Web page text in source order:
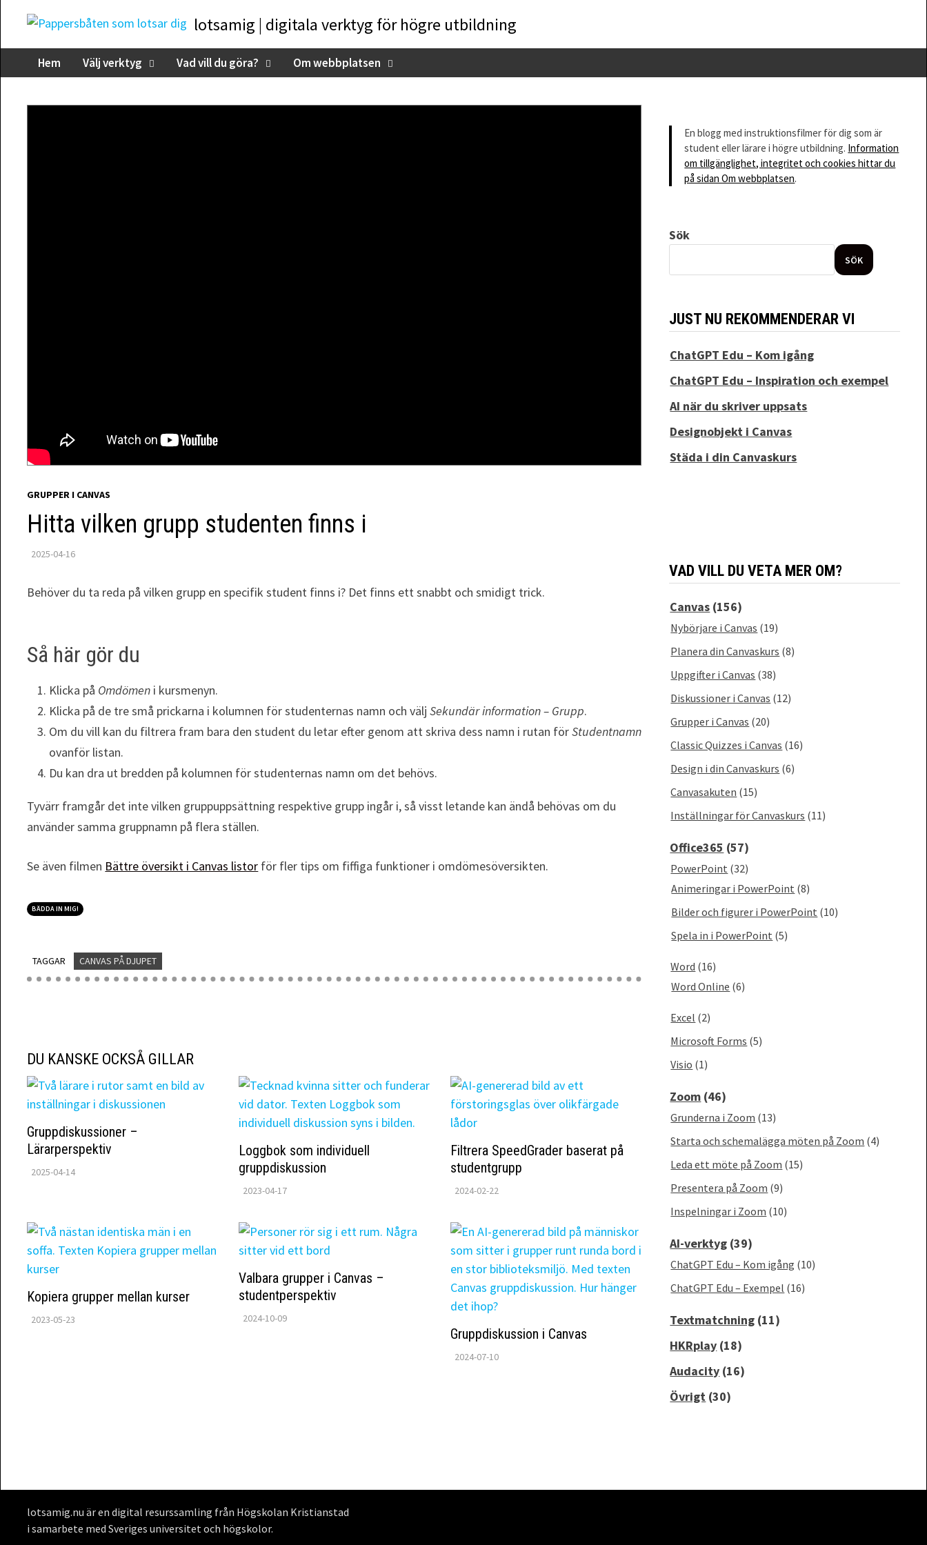
content
lotsamig | digitala verktyg för högre utbildning
Hem Välj verktyg Vad vill du göra? Om webbplatsen
GRUPPER I CANVAS
Hitta vilken grupp studenten finns i
2025-04-16
Behöver du ta reda på vilken grupp en specifik student finns i? Det finns ett snabbt och smidigt trick.
Så här gör du
Klicka på Omdömen i kursmenyn.
Klicka på de tre små prickarna i kolumnen för studenternas namn och väljSekundär information – Grupp.
Om du vill kan du filtrera fram bara den student du letar efter genom att skriva dess namn i rutan förStudentnamn
ovanför listan.
Du kan dra ut bredden på kolumnen för studenternas namn om det behövs.
Tyvärr framgår det inte vilken gruppuppsättning respektive grupp ingår i, så visst letande kan ändå behövas om du
använder samma gruppnamn på flera ställen.
Se även filmen Bättre översikt i Canvas listor för fler tips om fiffiga funktioner i omdömesöversikten.
BÄDDA IN MIG!
TAGGAR CANVAS PÅ DJUPET
DU KANSKE OCKSÅ GILLAR
Gruppdiskussioner –
Lärarperspektiv
2025-04-14
Loggbok som individuell
gruppdiskussion
2023-04-17
Filtrera SpeedGrader baserat på
studentgrupp
2024-02-22
Kopiera grupper mellan kurser
2023-05-23
Valbara grupper i Canvas –
studentperspektiv
2024-10-09
Gruppdiskussion i Canvas
2024-07-10
En blogg med instruktionsfilmer för dig som är
student eller lärare i högre utbildning. Information
om tillgänglighet, integritet och cookies hittar du
på sidan Om webbplatsen.
Sök
SÖK
JUST NU REKOMMENDERAR VI
ChatGPT Edu – Kom igång
ChatGPT Edu – Inspiration och exempel
AI när du skriver uppsats
Designobjekt i Canvas
Städa i din Canvaskurs
VAD VILL DU VETA MER OM?
Canvas (156)
Nybörjare i Canvas (19)
Planera din Canvaskurs (8)
Uppgifter i Canvas (38)
Diskussioner i Canvas (12)
Grupper i Canvas (20)
Classic Quizzes i Canvas (16)
Design i din Canvaskurs (6)
Canvasakuten (15)
Inställningar för Canvaskurs (11)
Office365 (57)
PowerPoint (32)
Animeringar i PowerPoint (8)
Bilder och figurer i PowerPoint (10)
Spela in i PowerPoint (5)
Word (16)
Word Online (6)
Excel (2)
Microsoft Forms (5)
Visio (1)
Zoom (46)
Grunderna i Zoom (13)
Starta och schemalägga möten på Zoom (4)
Leda ett möte på Zoom (15)
Presentera på Zoom (9)
Inspelningar i Zoom (10)
AI-verktyg (39)
ChatGPT Edu – Kom igång (10)
ChatGPT Edu – Exempel (16)
Textmatchning (11)
HKRplay (18)
Audacity (16)
Övrigt (30)
lotsamig.nu är en digital resurssamling från Högskolan Kristianstad
i samarbete med Sveriges universitet och högskolor.